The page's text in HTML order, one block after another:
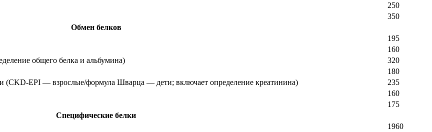
250
350
Обмен белков
195
160
общего белка и альбумина)
320
180
(CKD-EPI — взрослые/формула Шварца — дети; включает определение креатинина)
235
160
175
Специфические белки
1960